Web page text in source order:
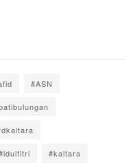
#ASN
#kaltara